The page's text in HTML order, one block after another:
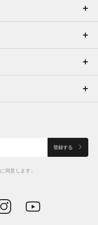
登録する
に同意します。